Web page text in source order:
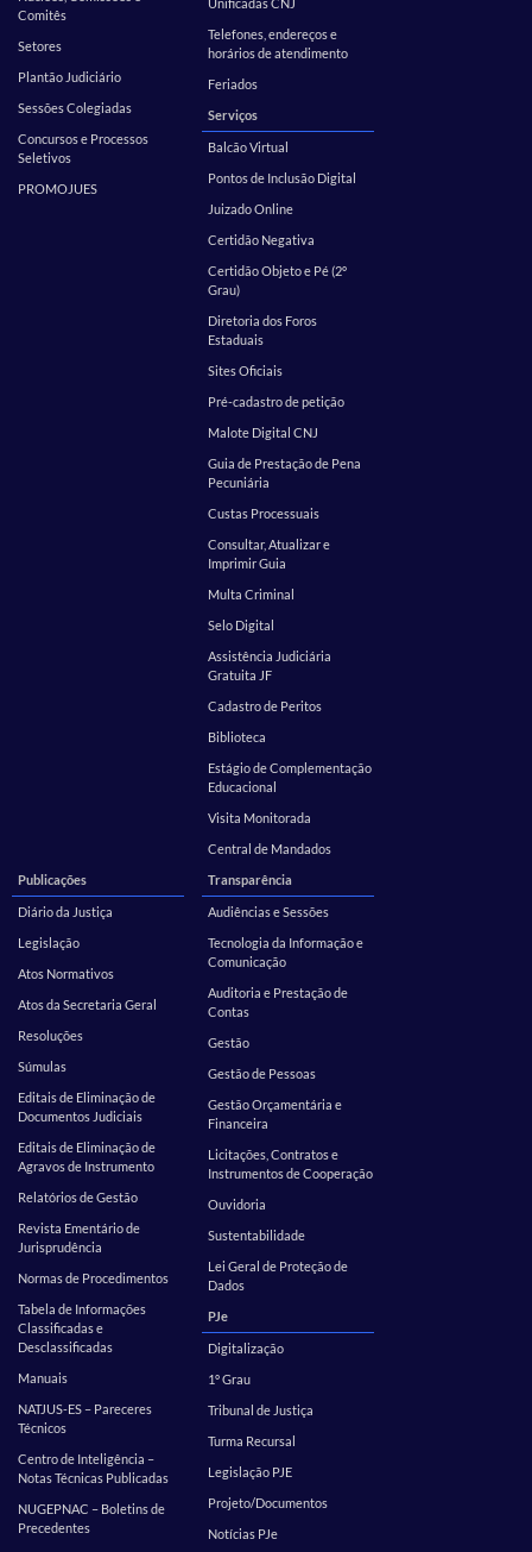
Comitês
Setores
Plantão Judiciário
Sessões Colegiadas
Concursos e Processos
Seletivos
PROMOJUES
Telefones, endereços e
horários de atendimento
Feriados
Serviços
Balcão Virtual
Pontos de Inclusão Digital
Juizado Online
Certidão Negativa
Certidão Objeto e Pé (2º
Grau)
Diretoria dos Foros
Estaduais
Sites Oficiais
Pré-cadastro de petição
Malote Digital CNJ
Guia de Prestação de Pena
Pecuniária
Custas Processuais
Consultar, Atualizar e
Imprimir Guia
Multa Criminal
Selo Digital
Assistência Judiciária
Gratuita JF
Cadastro de Peritos
Biblioteca
Estágio de Complementação
Educacional
Visita Monitorada
Central de Mandados
Publicações
Diário da Justiça
Legislação
Atos Normativos
Atos da Secretaria Geral
Resoluções
Súmulas
Editais de Eliminação de
Documentos Judiciais
Editais de Eliminação de
Agravos de Instrumento
Relatórios de Gestão
Revista Ementário de
Jurisprudência
Normas de Procedimentos
Tabela de Informações
Classificadas e
Desclassificadas
Manuais
NATJUS-ES – Pareceres
Técnicos
Centro de Inteligência –
Notas Técnicas Publicadas
NUGEPNAC – Boletins de
Precedentes
Transparência
Audiências e Sessões
Tecnologia da Informação e
Comunicação
Auditoria e Prestação de
Contas
Gestão
Gestão de Pessoas
Gestão Orçamentária e
Financeira
Licitações, Contratos e
Instrumentos de Cooperação
Ouvidoria
Sustentabilidade
Lei Geral de Proteção de
Dados
PJe
Digitalização
1º Grau
Tribunal de Justiça
Turma Recursal
Legislação PJE
Projeto/Documentos
Notícias PJe